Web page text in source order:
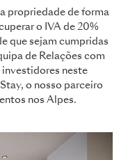
propriedade de forma
o IVA de 20%
que sejam cumpridas
de Relações com
neste
o nosso parceiro
nos Alpes.